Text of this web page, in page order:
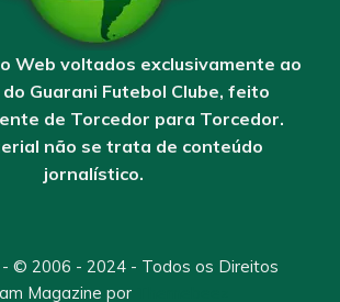
Web voltados exclusivamente ao
Guarani Futebol Clube, feito
de Torcedor para Torcedor.
não se trata de conteúdo
jornalístico.
- © 2006 - 2024 - Todos os Direitos
Magazine por